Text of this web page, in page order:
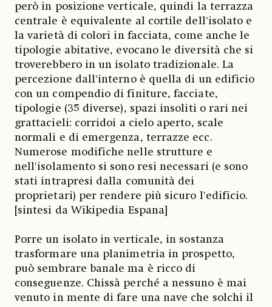
però in posizione verticale, quindi la terrazza
centrale è equivalente al cortile dell'isolato e
la varietà di colori in facciata, come anche le
tipologie abitative, evocano le diversità che si
troverebbero in un isolato tradizionale. La
percezione dall'interno è quella di un edificio
con un compendio di finiture, facciate,
tipologie (35 diverse), spazi insoliti o rari nei
grattacieli: corridoi a cielo aperto, scale
normali e di emergenza, terrazze ecc.
Numerose modifiche nelle strutture e
nell'isolamento si sono resi necessari (e sono
stati intrapresi dalla comunità dei
proprietari) per rendere più sicuro l'edificio.
[sintesi da Wikipedia Espana]
Porre un isolato in verticale, in sostanza
trasformare una planimetria in prospetto,
può sembrare banale ma è ricco di
conseguenze. Chissà perché a nessuno è mai
venuto in mente di fare una nave che solchi il